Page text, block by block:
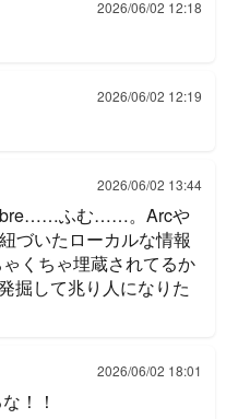
2026/06/02 12:18
2026/06/02 12:19
2026/06/02 13:44
ふむ……。Arcや
づいたローカルな情報
くちゃ埋蔵されてるか
掘して兆り人になりた
2026/06/02 18:01
！！